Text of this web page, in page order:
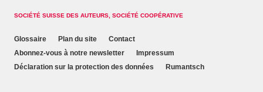
SOCIÉTÉ SUISSE DES AUTEURS, SOCIÉTÉ COOPÉRATIVE
Glossaire Plan du site
Contact
Abonnez-vous à notre newsletter
Impressum
Déclaration sur la protection des données
Rumantsch